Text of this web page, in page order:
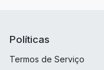
Políticas
Termos de Serviço